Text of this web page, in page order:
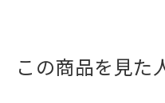
この商品を見た